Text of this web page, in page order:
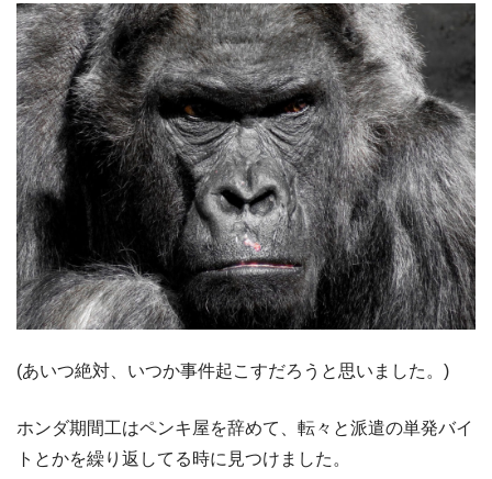
(あいつ絶対、いつか事件起こすだろうと思いました。)
ホンダ期間工はペンキ屋を辞めて、転々と派遣の単発バイ
トとかを繰り返してる時に見つけました。